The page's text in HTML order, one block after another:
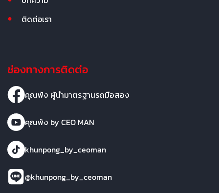
ติดต่อเรา
ช่องทางการติดต่อ
คุณพ้ง ผู้นำมาตรฐานรถมือสอง
คุณพ้ง by CEO MAN
khunpong_by_ceoman
@khunpong_by_ceoman